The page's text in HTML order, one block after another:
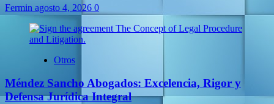
Fermin agosto 4, 2026 0
Otros
Méndez Sancho Abogados: Excelencia, Rigor y
Defensa Jurídica Integral